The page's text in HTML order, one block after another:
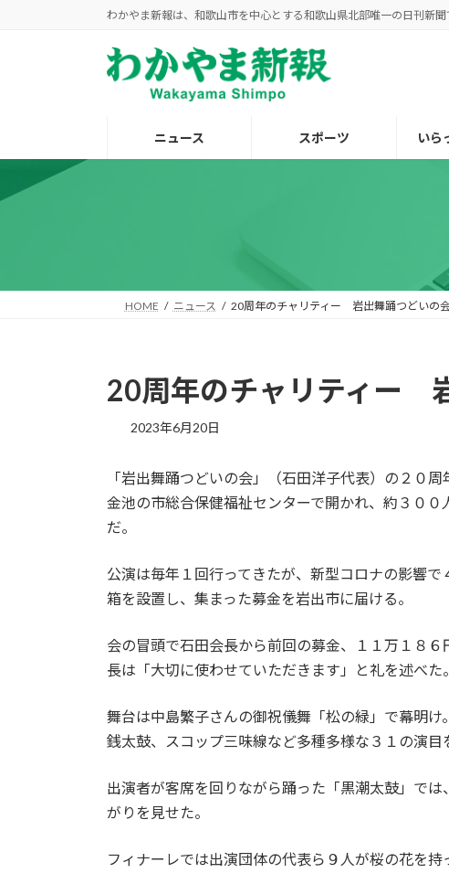
キ
に
わかやま新報は、和歌山市を中心とする和歌山県北部唯一の日刊新聞
ニュース スポーツ いら
HOME ニュース 20周年のチャリティー 岩出舞踊つどいの
20周年のチャリティー
2023年6月20日
「岩出舞踊つどいの会」（石田洋子代表）の２０
金池の市総合保健福祉センターで開かれ、約３０
だ。
公演は毎年１回行ってきたが、新型コロナの影響
箱を設置し、集まった募金を岩出市に届ける。
会の冒頭で石田会長から前回の募金、１１万１８
長は「大切に使わせていただきます」と礼を述べた。
舞台は中島繁子さんの御祝儀舞「松の緑」で幕明け
銭太鼓、スコップ三味線など多種多様な３１の演目
出演者が客席を回りながら踊った「黒潮太鼓」で
がりを見せた。
フィナーレでは出演団体の代表ら９人が桜の花を